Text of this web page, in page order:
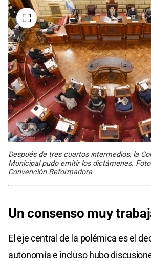
Después de tres cuartos intermedios, la
Municipal pudo emitir los dictámenes.
Convención Reformadora
Un consenso muy
El eje central de la polémica es el
autonomía e incluso hubo